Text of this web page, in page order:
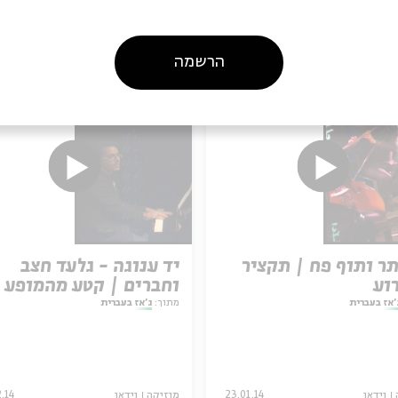
עוד בבית אבי חי
יד ענוגה - גלעד חצב
וחברים | קטע מהמופע
מתוך: ג'אז בעברית
מוזיקה וידאו
ותוף פח | תקציר
בעברית
וידאו 23.01.14
הרשמה